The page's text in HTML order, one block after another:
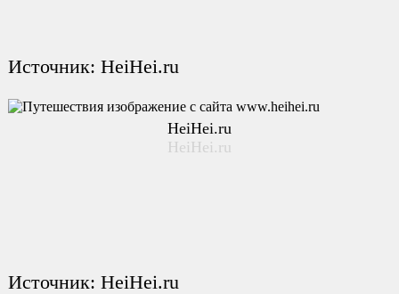
Источник: HeiHei.ru
HeiHei.ru
HeiHei.ru
Источник: HeiHei.ru